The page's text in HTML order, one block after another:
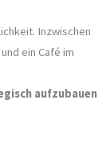
Inzwischen
ein Café im
aufzubauen